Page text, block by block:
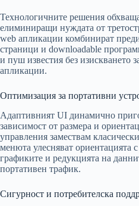
Технологичните решения
елиминиращи нуждата от
web апликации комбинират
страници и downloadable
и пуш известия без изискването
апликации.
Оптимизация за портативни
Адаптивният UI динамично
зависимост от размера и
управления замествам
менюта улесняват ориентацията
графиките и редукцията на
портативен трафик.
Сигурност и потребителска